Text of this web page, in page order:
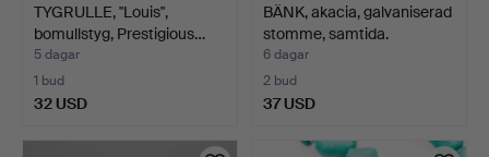
TYGRULLE, "Louis",
bomullstyg, Prestigious…
5 dagar
1 bud
32 USD
BÄNK, akacia, galvaniserad
stomme, samtida.
6 dagar
2 bud
37 USD